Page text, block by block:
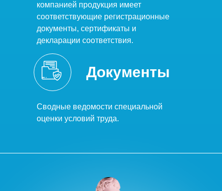
компанией продукция имеет
соответствующие регистрационные
документы, сертификаты и
декларации соответствия.
Документы
Сводные ведомости специальной
оценки условий труда.